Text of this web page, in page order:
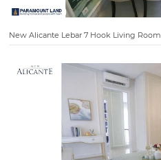
New Alicante Lebar 7 Hook Living Room